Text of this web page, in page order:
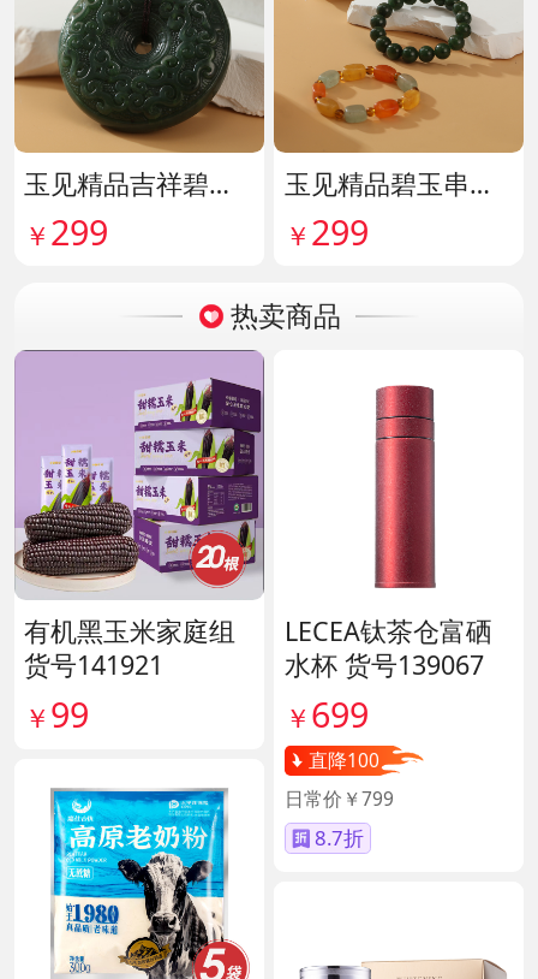
玉见精品吉祥碧玉吊牌 货号142114
￥ 299
玉见精品碧玉串珠手串 货号142115
￥ 299
热卖商品
有机黑玉米家庭组
货号141921
￥ 99
LECEA钛茶仓富硒
水杯 货号139067
￥ 699
直降100
日常价￥799
8.7折